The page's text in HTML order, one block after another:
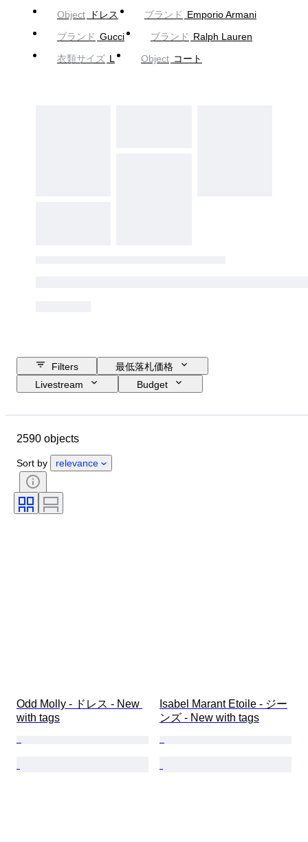
Object
ドレス ブランド Emporio Armani
ブランド Gucci ブランド Ralph Lauren
衣類サイズ L Object コート
Filters
最低落札価格
Livestream
Budget
Country of origin
コンディション
スタイル
衣類サイズ
時代
2590 objects
Sort by relevance
Odd Molly - ドレス - New
with tags
Isabel Marant Etoile - ジー
ンズ - New with tags